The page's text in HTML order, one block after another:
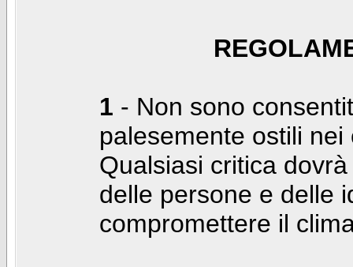
1 - Non sono
palesemente ostili
Qualsiasi critica
delle persone e delle
compromettere il